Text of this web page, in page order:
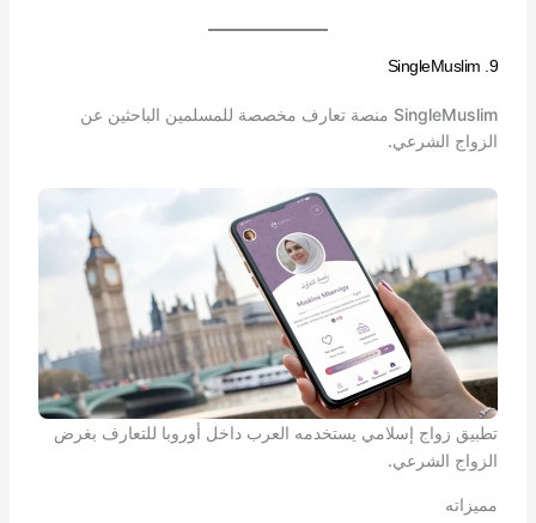
9. SingleMuslim
SingleMuslim منصة تعارف مخصصة للمسلمين الباحثين عن
الزواج الشرعي.
تطبيق زواج إسلامي يستخدمه العرب داخل أوروبا للتعارف بغرض
الزواج الشرعي.
مميزاته